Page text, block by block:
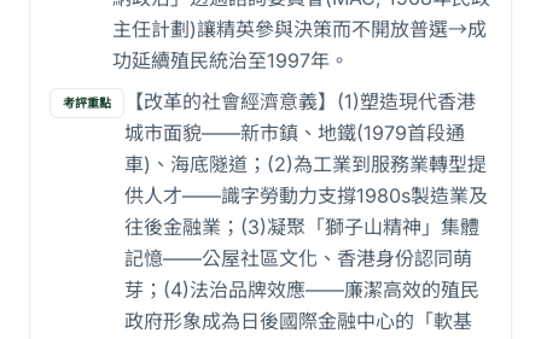
主任計劃)讓精英參與決策而不開放普選→成
功延續殖民統治至1997年。
考評重點
【改革的社會經濟意義】(1)塑造現代香港
城市面貌——新市鎮、地鐵(1979首段通
車)、海底隧道；(2)為工業到服務業轉型提
供人才——識字勞動力支撐1980s製造業及
往後金融業；(3)凝聚「獅子山精神」集體
記憶——公屋社區文化、香港身份認同萌
芽；(4)法治品牌效應——廉潔高效的殖民
政府形象成為日後國際金融中心的「軟基